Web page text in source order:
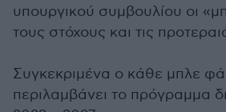
υπουργικού συμβουλίου οι
τους στόχους και τις
Συγκεκριμένα ο κάθε μπλε
περιλαμβάνει το πρόγραμμα